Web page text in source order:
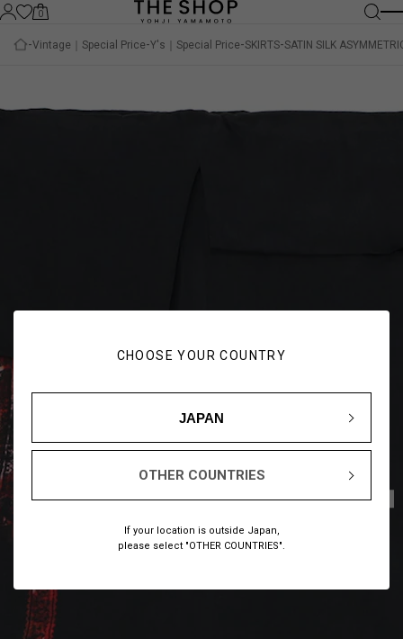
CHOOSE YOUR COUNTRY
JAPAN
OTHER COUNTRIES
If your location is outside Japan,
please select "OTHER COUNTRIES".
0
Vintage｜Special Price Y's｜Special Price SKIRTS SATIN SILK
1